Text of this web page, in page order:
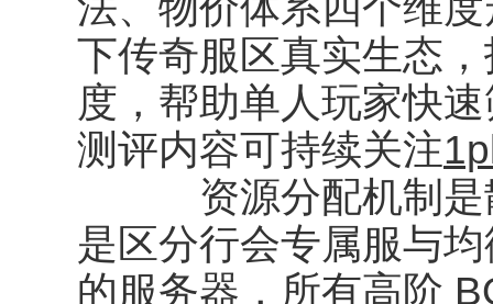
下传奇服区真实生态
度，帮助单人玩家快
测评内容可持续关注
资源分配机制是散
是区分行会专属服与
的服务器，所有高阶